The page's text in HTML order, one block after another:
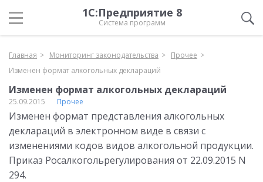
1С:Предприятие 8
Система программ
Главная Мониторинг законодательства
Прочее
Изменен формат алкогольных деклараций
Изменен формат алкогольных деклараций
25.09.2015 Прочее
Изменен формат представления алкогольных
деклараций в электронном виде в связи с
изменениями кодов видов алкогольной продукции.
Приказ Росалкогольрегулирования от 22.09.2015 N
294.